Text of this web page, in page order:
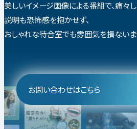
美しいイメージ画像による番組で、痛々
説明も恐怖感を抱かせず、
おしゃれな待合室でも雰囲気を損ないま
お問い合わせはこちら